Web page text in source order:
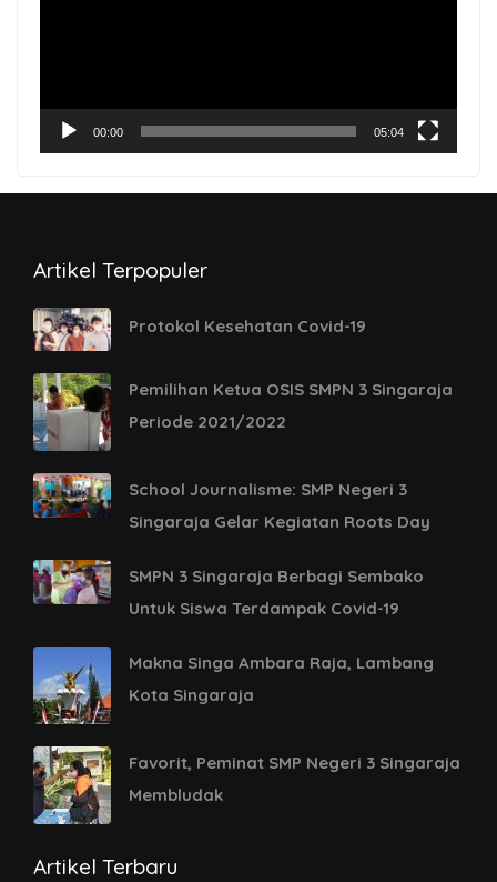
00:00 05:04
Artikel Terpopuler
Protokol Kesehatan Covid-19
Pemilihan Ketua OSIS SMPN 3 Singaraja
Periode 2021/2022
School Journalisme: SMP Negeri 3
Singaraja Gelar Kegiatan Roots Day
SMPN 3 Singaraja Berbagi Sembako
Untuk Siswa Terdampak Covid-19
Makna Singa Ambara Raja, Lambang
Kota Singaraja
Favorit, Peminat SMP Negeri 3 Singaraja
Membludak
Artikel Terbaru